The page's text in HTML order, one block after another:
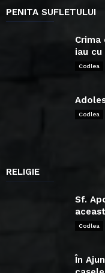
PENITA SUFLETULUI
iau cu
Codlea
Codlea
RELIGIE
Sf.
Codlea
În